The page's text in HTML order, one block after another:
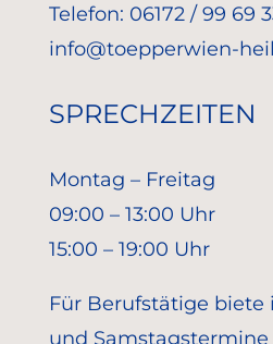
Telefon: 06172 / 99 69
info@toepperwien-
SPRECHZEITEN
Montag – Freitag
09:00 – 13:00 Uhr
15:00 – 19:00 Uhr
Für Berufstätige biete
und Samstagstermine